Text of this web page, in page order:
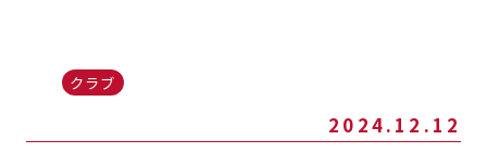
クラブ
2024.12.12